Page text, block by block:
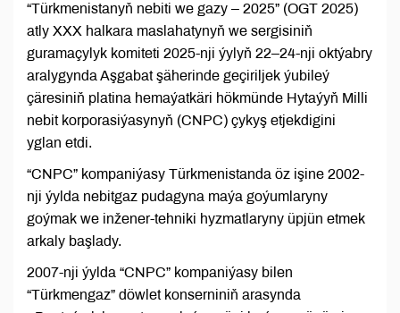
“Türkmenistanyň nebiti we gazy – 2025” (OGT 2025)
atly XXX halkara maslahatynyň we sergisiniň
guramaçylyk komiteti 2025-nji ýylyň 22–24-nji oktýabry
aralygynda Aşgabat şäherinde geçiriljek ýubileý
çäresiniň platina hemaýatkäri hökmünde Hytaýyň Milli
nebit korporasiýasynyň (CNPC) çykyş etjekdigini
yglan etdi.
“CNPC” kompaniýasy Türkmenistanda öz işine 2002-
nji ýylda nebitgaz pudagyna maýa goýumlaryny
goýmak we inžener-tehniki hyzmatlaryny üpjün etmek
arkaly başlady.
2007-nji ýylda “CNPC” kompaniýasy bilen
“Türkmengaz” döwlet konserniniň arasynda